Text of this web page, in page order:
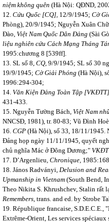
niệm không quên (Hà Nội: QĐND,
12. Cứu Quốc [CQ], 12/9/1945; Cờ
Phòng), 20/9/1945; Nguyễn Xuân
Đào, Việt Nam Quốc Dân Đảng (Sài
liệu nghiên cứu Cách Mạng Tháng
1995:chương 8 [539ff].
13. SL số 8, CQ, 9/9/1945; SL số 30
19/9/1945; Cờ Giải Phóng (Hà Nội),
1996:294-304;
14. Văn Kiện Đảng Toàn Tập
431-433.
15. Nguyễn Tường Bách, Việt Nam
NNCSĐ, 1981), tr. 80-83; Vũ Đình
16. CGP (Hà Nội), số 33, 18/11/1945.
Đảng họp ngày 11/11/1945, quyết
chủ nghĩa Mác ở Đông Dương;"
17. D’Argenlieu, Chronique,
18. János Radványi, Delusion and
Upmanship in Vietnam (South Bend,
Theo Nikita S. Khrushchev, Stalin rất
Remembers, trans. and ed. by Strobe
19. République francaise, S.D.E.C.E.,
Extrême-Orient, Les services